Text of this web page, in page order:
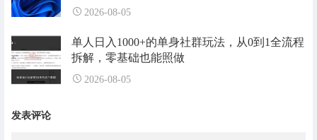
2026-08-05
单人日入1000+的单身社群玩法，从0到1全流程
拆解，零基础也能照做
2026-08-05
发表评论